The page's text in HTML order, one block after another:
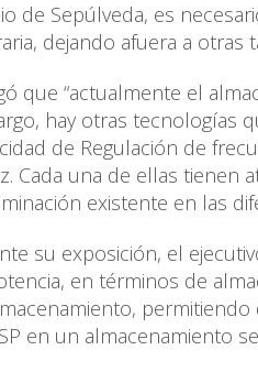
de Sepúlveda, es
dejando afuera a otras
que “actualmente el
hay otras tecnologías
de Regulación de
Cada una de ellas tienen
existente en las
su exposición, el
en términos de
en un almacenamiento